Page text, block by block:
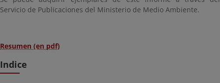
Servicio de Publicaciones del Ministerio de Medio Ambiente.
Resumen (en pdf)
Indice